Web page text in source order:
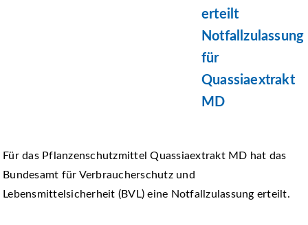
erteilt
Notfallzulassung
für
Quassiaextrakt
MD
Für das Pflanzenschutzmittel Quassiaextrakt MD hat das
Bundesamt für Verbraucherschutz und
Lebensmittelsicherheit (BVL) eine Notfallzulassung erteilt.